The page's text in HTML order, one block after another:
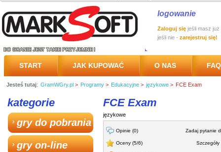
logowanie
Zaloguj się jeśli masz już
jeśli nie - zarejestruj się!
START JAK KUPOWAĆ O NAS FAQ
PRZESYŁKA
Jesteś tutaj: GramWGry.pl > Programy > Edukacyjne > językowe > FCE Exam
kategorie
gry do pobrania
gry on-line
FCE Exam
językowe
Opinie (0)
Oceny (5/6)
Zadaj pytanie